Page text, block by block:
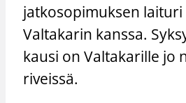
jatkosopimuksen laituri
Valtakarin kanssa.
kausi on Valtakarille jo
riveissä.